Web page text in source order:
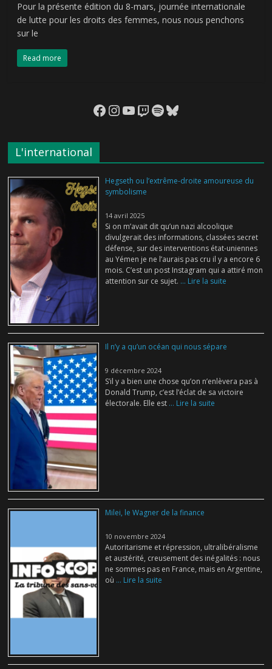
Pour la présente édition du 8-mars, journée internationale
de lutte pour les droits des femmes, nous nous penchons
sur le
Read more
Facebook
Instagram
YouTube
Twitch
Spotify
Bluesky
L'international
Hegseth ou l’extrême-droite amoureuse du
symbolisme
14 avril 2025
Si on m’avait dit qu’un nazi alcoolique
divulgerait des informations, classées secret
défense, sur des interventions état-uniennes
au Yémen je ne l’aurais pas cru il y a encore 6
mois. C’est un post Instagram qui a attiré mon
attention sur ce sujet. ... Lire la suite
Il n’y a qu’un océan qui nous sépare
9 décembre 2024
S’il y a bien une chose qu’on n’enlèvera pas à
Donald Trump, c’est l’éclat de sa victoire
électorale. Elle est ... Lire la suite
Milei, le Wagner de la finance
10 novembre 2024
Autoritarisme et répression, ultralibéralisme
et austérité, creusement des inégalités : nous
ne sommes pas en France, mais en Argentine,
où ... Lire la suite